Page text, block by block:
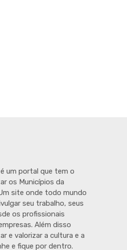
um portal que tem o
os Municípios da
site onde todo mundo
seu trabalho, seus
os profissionais
Além disso
e valorizar a cultura e a
e fique por dentro.